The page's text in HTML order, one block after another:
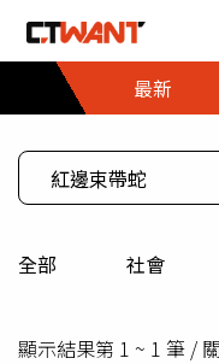
最新
全部 社會
顯示結果第 1 ~ 1 筆 /